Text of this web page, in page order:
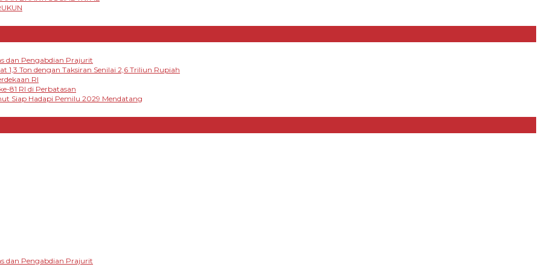
dan Pengabdian Prajurit
Ton dengan Taksiran Senilai 2,6 Triliun Rupiah
RI
81 RI di Perbatasan
Siap Hadapi Pemilu 2029 Mendatang
dan Pengabdian Prajurit